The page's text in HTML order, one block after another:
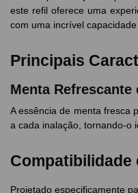
este refil oferece uma
com uma incrível
Principais
Menta Refrescante
A essência de menta fresca
a cada inalação, tornando-o
Compatibilidade
Projetado especificamente